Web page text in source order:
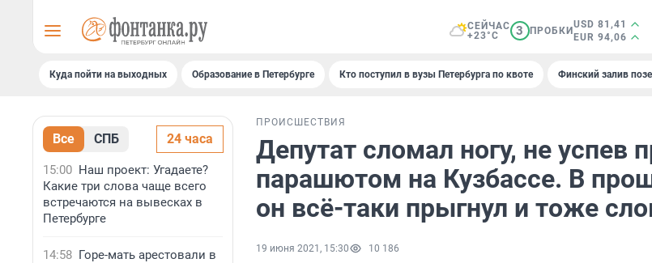
СЕЙЧАС
+23°C
3 ПРОБКИ
USD 81,41
EUR 94,06
Куда пойти на выходных Образование в Петербурге Кто поступил в вузы Петербурга по квоте Финский залив
Все СПБ 24 часа
15:00 Наш проект: Угадаете?
Какие три слова чаще всего
встречаются на вывесках в
Петербурге
14:58 Горе-мать арестовали в
ПРОИСШЕСТВИЯ
Депутат сломал ногу, не успев
парашютом на Кузбассе. В
он всё-таки прыгнул и тоже
19 июня 2021, 15:30 10 186